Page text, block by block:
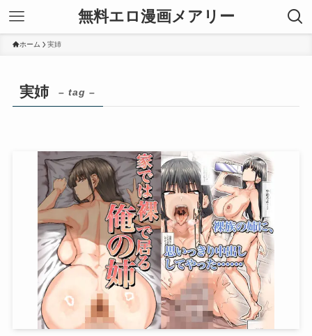
無料エロ漫画メアリー
ホーム 実姉
実姉 – tag –